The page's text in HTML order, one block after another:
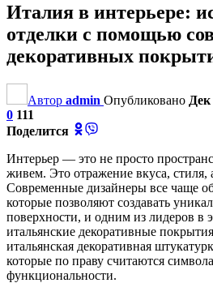
Италия в интерьере:
отделки с помощью
декоративных
Автор admin Опубликовано Дек
0 111
Поделится
Интерьер — это не просто
живем. Это отражение вкуса, стиля,
Современные дизайнеры все чаще
которые позволяют создавать
поверхности, и одним из лидеров в
итальянские декоративные
итальянская декоративная
которые по праву считаются
функциональности.